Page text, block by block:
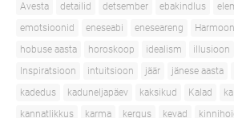
Avesta
detailid detsember ebakindlus
emotsioonid
eneseabi eneseareng
hobuse aasta
horoskoop idealism illusioon
Inspiratsioon
intuitsioon jäär jänese aasta
kadedus
kaduneljapäev kaksikud Kalad
kannatlikkus
karma kergus kevad